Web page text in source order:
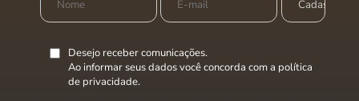
Desejo receber comunicações.
Ao informar seus dados você concorda com a política
de privacidade.